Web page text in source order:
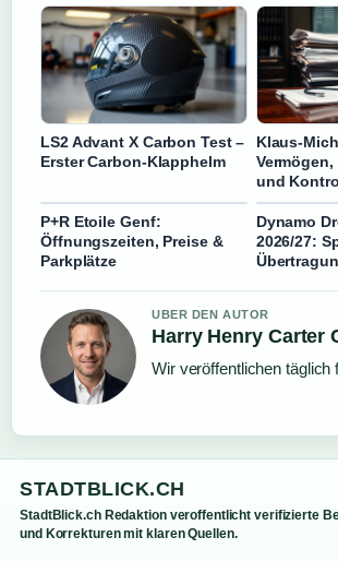
LS2 Advant X Carbon Test –
Erster Carbon-Klapphelm
Klaus-
und
P+R Etoile Genf:
Öffnungszeiten, Preise &
Parkplätze
Dynamo
2026/27:
UBER DEN AUTOR
Harry Henry Carter
Wir veröffentlichen täglich
STADTBLICK.CH
StadtBlick.ch Redaktion veroffentlicht verifizierte
und Korrekturen mit klaren Quellen.